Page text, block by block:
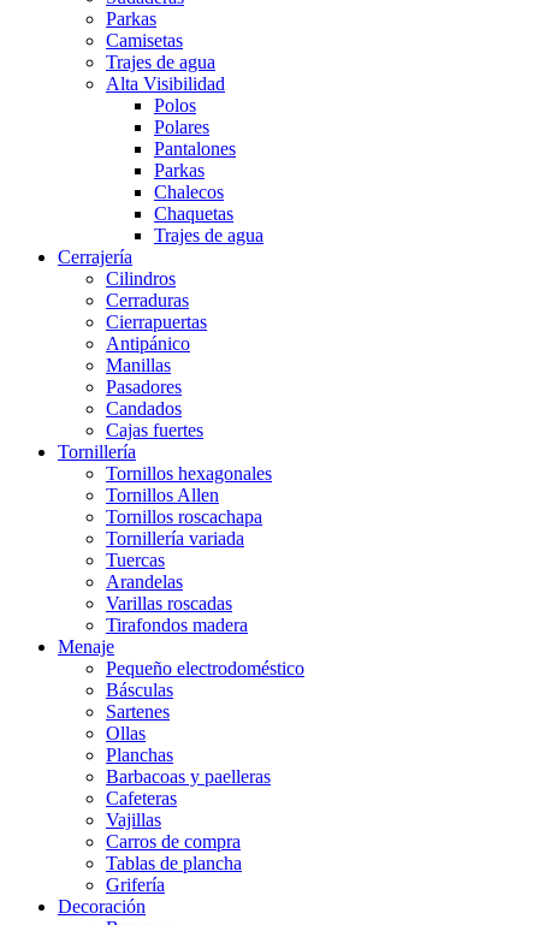
Parkas
Camisetas
Trajes de agua
Alta Visibilidad
Polos
Polares
Pantalones
Parkas
Chalecos
Chaquetas
Trajes de agua
Cerrajería
Cilindros
Cerraduras
Cierrapuertas
Antipánico
Manillas
Pasadores
Candados
Cajas fuertes
Tornillería
Tornillos hexagonales
Tornillos Allen
Tornillos roscachapa
Tornillería variada
Tuercas
Arandelas
Varillas roscadas
Tirafondos madera
Menaje
Pequeño electrodoméstico
Básculas
Sartenes
Ollas
Planchas
Barbacoas y paelleras
Cafeteras
Vajillas
Carros de compra
Tablas de plancha
Grifería
Decoración